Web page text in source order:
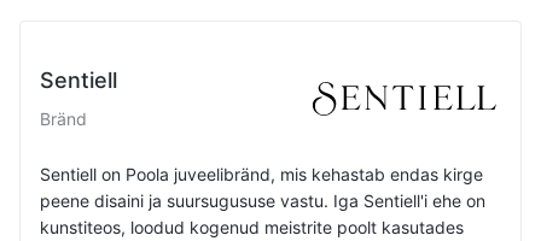
Sentiell
Bränd
Sentiell on Poola juveelibränd, mis kehastab endas kirge
peene disaini ja suursugususe vastu. Iga Sentiell'i ehe on
kunstiteos, loodud kogenud meistrite poolt kasutades